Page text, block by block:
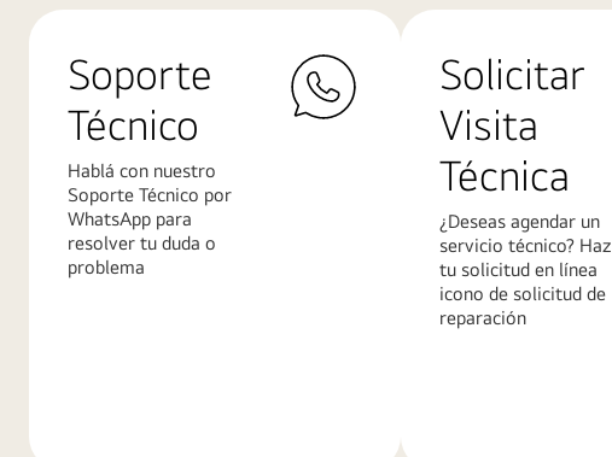
Soporte
Técnico
Hablá con nuestro
Soporte Técnico por
WhatsApp para
resolver tu duda o
problema
Solicitar
Visita
Técnica
¿Deseas agendar un
servicio técnico? Haz
tu solicitud en línea
icono de solicitud de
reparación